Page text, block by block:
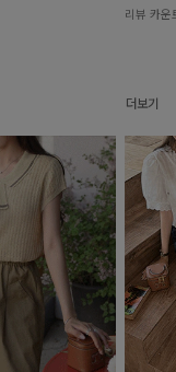
리뷰 카운
더보기